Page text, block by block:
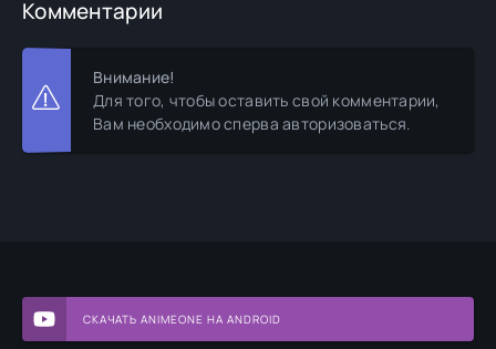
СКАЧАТЬ ANIMEONE НА ANDROID
Комментарии
Внимание!
Для того, чтобы оставить свой комментарии,
Вам необходимо сперва авторизоваться.